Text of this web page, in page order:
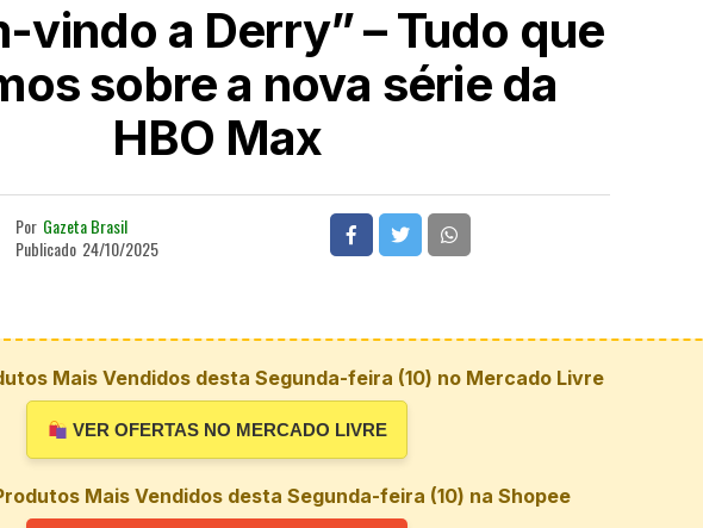
vindo a Derry” – Tudo que
sobre a nova série da
HBO Max
Por Gazeta Brasil
Publicado 24/10/2025
Mais Vendidos desta Segunda-feira (10) no Mercado Livre
VER OFERTAS NO MERCADO LIVRE
Mais Vendidos desta Segunda-feira (10) na Shopee